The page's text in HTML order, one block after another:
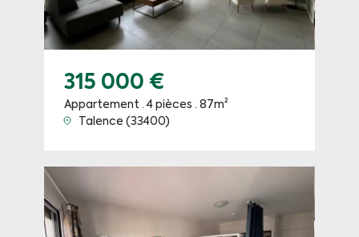
315 000 €
Appartement · 4 pièces · 87m²
Talence (33400)